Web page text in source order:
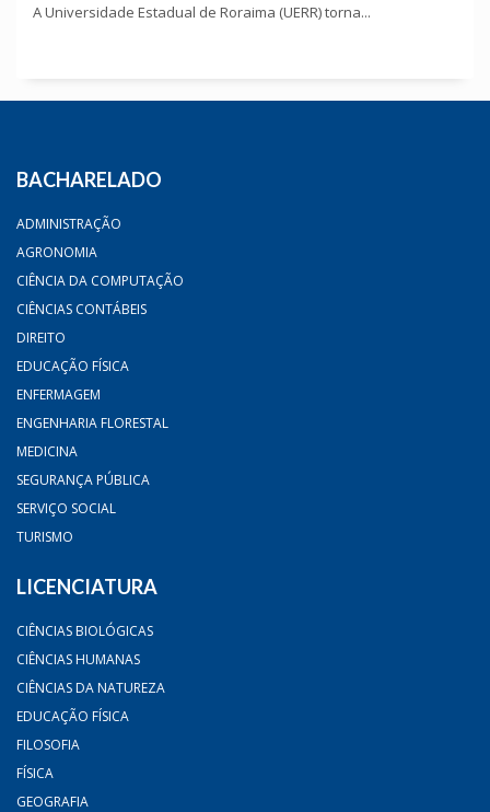
A Universidade Estadual de Roraima (UERR) torna...
BACHARELADO
ADMINISTRAÇÃO
AGRONOMIA
CIÊNCIA DA COMPUTAÇÃO
CIÊNCIAS CONTÁBEIS
DIREITO
EDUCAÇÃO FÍSICA
ENFERMAGEM
ENGENHARIA FLORESTAL
MEDICINA
SEGURANÇA PÚBLICA
SERVIÇO SOCIAL
TURISMO
LICENCIATURA
CIÊNCIAS BIOLÓGICAS
CIÊNCIAS HUMANAS
CIÊNCIAS DA NATUREZA
EDUCAÇÃO FÍSICA
FILOSOFIA
FÍSICA
GEOGRAFIA